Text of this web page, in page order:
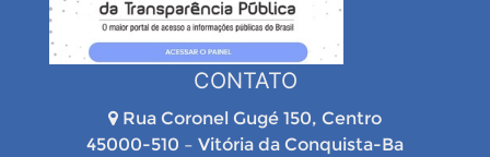
CONTATO
Rua Coronel Gugé 150, Centro
45000-510 – Vitória da Conquista-Ba